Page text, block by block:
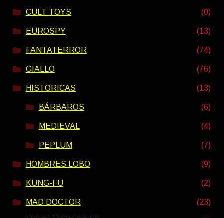
CULT TOYS (0)
EUROSPY (13)
FANTATERROR (74)
GIALLO (76)
HISTORICAS (13)
BÁRBAROS (6)
MEDIEVAL (4)
PEPLUM (7)
HOMBRES LOBO (9)
KUNG-FU (2)
MAD DOCTOR (23)